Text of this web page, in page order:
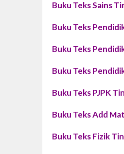
Buku Teks Sains
Buku Teks
Buku Teks
Buku Teks
Buku Teks PJPK
Buku Teks Add
Buku Teks Fizik